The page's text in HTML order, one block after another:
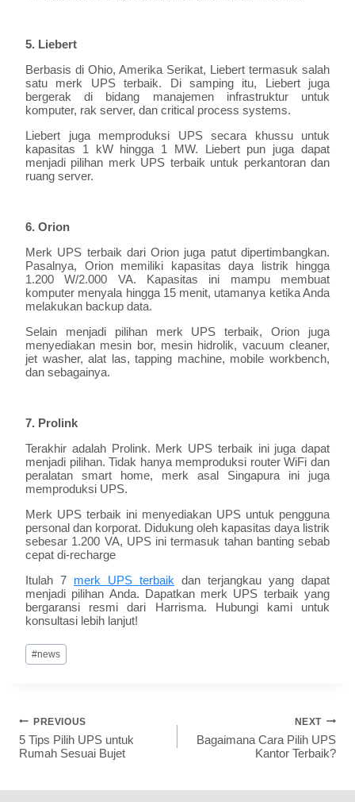
5. Liebert
Berbasis di Ohio, Amerika Serikat, Liebert termasuk salah
satu merk UPS terbaik. Di samping itu, Liebert juga
bergerak di bidang manajemen infrastruktur untuk
komputer, rak server, dan critical process systems.
Liebert juga memproduksi UPS secara khussu untuk
kapasitas 1 kW hingga 1 MW. Liebert pun juga dapat
menjadi pilihan merk UPS terbaik untuk perkantoran dan
ruang server.
6. Orion
Merk UPS terbaik dari Orion juga patut dipertimbangkan.
Pasalnya, Orion memiliki kapasitas daya listrik hingga
1.200 W/2.000 VA. Kapasitas ini mampu membuat
komputer menyala hingga 15 menit, utamanya ketika Anda
melakukan backup data.
Selain menjadi pilihan merk UPS terbaik, Orion juga
menyediakan mesin bor, mesin hidrolik, vacuum cleaner,
jet washer, alat las, tapping machine, mobile workbench,
dan sebagainya.
7. Prolink
Terakhir adalah Prolink. Merk UPS terbaik ini juga dapat
menjadi pilihan. Tidak hanya memproduksi router WiFi dan
peralatan smart home, merk asal Singapura ini juga
memproduksi UPS.
Merk UPS terbaik ini menyediakan UPS untuk pengguna
personal dan korporat. Didukung oleh kapasitas daya listrik
sebesar 1.200 VA, UPS ini termasuk tahan banting sebab
cepat di-recharge
Itulah 7 merk UPS terbaik dan terjangkau yang dapat
menjadi pilihan Anda. Dapatkan merk UPS terbaik yang
bergaransi resmi dari Harrisma. Hubungi kami untuk
konsultasi lebih lanjut!
#news
PREVIOUS
5 Tips Pilih UPS untuk
Rumah Sesuai Bujet
NEXT
Bagaimana Cara Pilih UPS
Kantor Terbaik?